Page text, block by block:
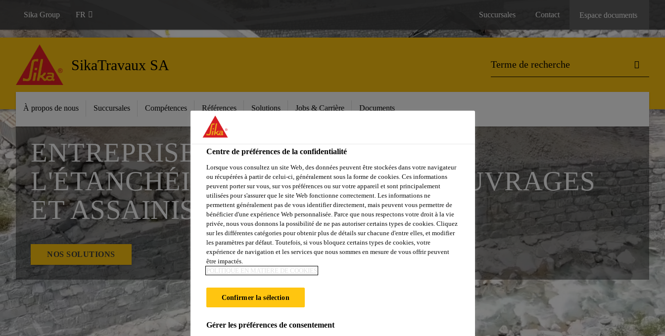
Sika Group FR Succursales Contact Espace documents
SikaTravaux SA
À propos de nous Succursales Compétences Références Solutions Jobs & Carrière Documents
ENTREPRISE SPÉCIALISÉE DANS
L'ÉTANCHÉITÉ, PROTECTION D'OUVRAGES
ET ASSAINISSEMENTS
NOS SOLUTIONS
Centre de préférences de la confidentialité
Lorsque vous consultez un site Web, des données peuvent être stockées dans votre navigateur
ou récupérées à partir de celui-ci, généralement sous la forme de cookies. Ces informations
peuvent porter sur vous, sur vos préférences ou sur votre appareil et sont principalement
utilisées pour s'assurer que le site Web fonctionne correctement. Les informations ne
permettent généralement pas de vous identifier directement, mais peuvent vous permettre de
bénéficier d'une expérience Web personnalisée. Parce que nous respectons votre droit à la vie
privée, nous vous donnons la possibilité de ne pas autoriser certains types de cookies. Cliquez
sur les différentes catégories pour obtenir plus de détails sur chacune d'entre elles, et modifier
les paramètres par défaut. Toutefois, si vous bloquez certains types de cookies, votre
expérience de navigation et les services que nous sommes en mesure de vous offrir peuvent
être impactés.
POLITIQUE EN MATIÈRE DE COOKIES
Confirmer la sélection
Gérer les préférences de consentement